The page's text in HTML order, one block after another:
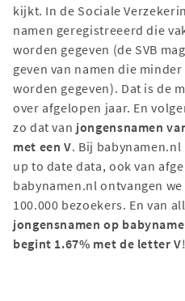
kijkt. In de Sociale
namen geregistreeerd die
worden gegeven (de SVB
geven van namen die
worden gegeven). Dat is de
over afgelopen jaar. En
zo dat van jongensnamen
met een V. Bij
up to date data, ook van
babynamen.nl ontvangen
100.000 bezoekers. En van
jongensnamen op
begint 1.67% met de letter V!